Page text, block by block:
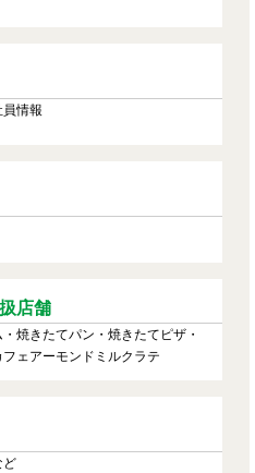
情報
店舗
焼きたてパン・焼きたてピザ・
ェアーモンドミルクラテ
ど